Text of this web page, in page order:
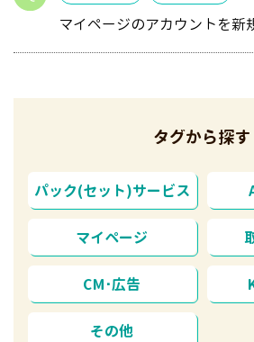
マイページのアカウントを新
タグから探す
パック(セット)サービス
マイページ
CM･広告
その他